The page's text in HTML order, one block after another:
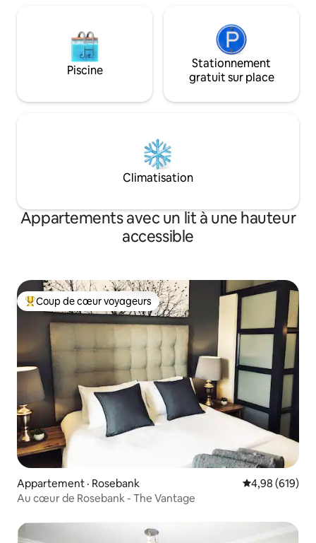
Piscine
Stationnement
gratuit sur place
Climatisation
Appartements avec un lit à une hauteur
accessible
Coup de cœur voyageurs parmi les plus aimés
Coup de cœur voyageurs
Appartement · Rosebank Note
4,98 (619)
Au cœur de Rosebank - The Vantage